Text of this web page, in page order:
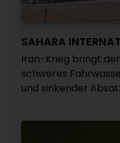
SAHARA
Iran-Krieg bringt
schweres
und sinkender